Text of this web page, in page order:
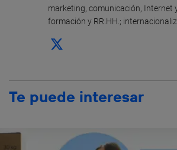
marketing, comunicación, Internet
formación y RR.HH.;
Te puede interesar